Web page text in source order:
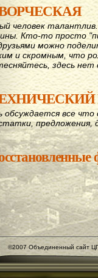
человек
Кто-то просто
можно
и скромным, что
здесь нет
обсуждается все
предложения,
©2007 Объединенный сайт